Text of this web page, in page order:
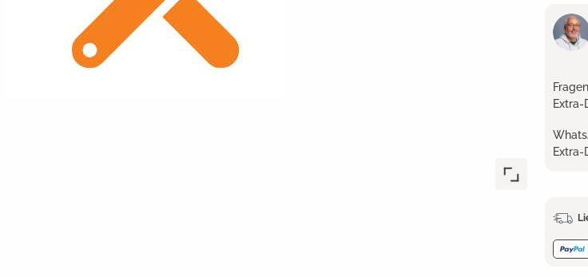
Extra-
Extra-